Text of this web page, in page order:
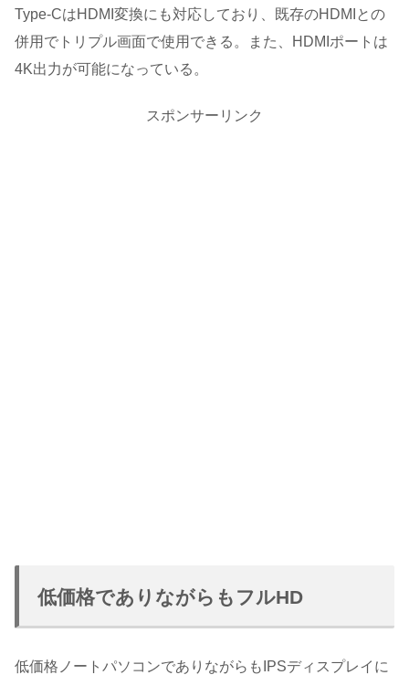
Type-CはHDMI変換にも対応しており、既存のHDMIとの
併用でトリプル画面で使用できる。また、HDMIポートは
4K出力が可能になっている。
スポンサーリンク
低価格でありながらもフルHD
低価格ノートパソコンでありながらもIPSディスプレイに